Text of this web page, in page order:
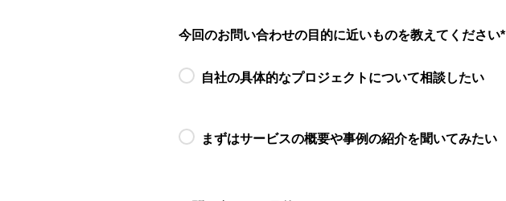
今回のお問い合わせの目的に近いものを教えてください*
自社の具体的なプロジェクトについて相談したい
まずはサービスの概要や事例の紹介を聞いてみたい